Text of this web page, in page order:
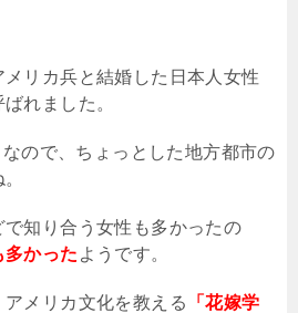
リカ兵と結婚した日本人女性
ばれました。
ので、ちょっとした地方都市の
知り合う女性も多かったの
かった ようです。
メリカ文化を教える 「花嫁学